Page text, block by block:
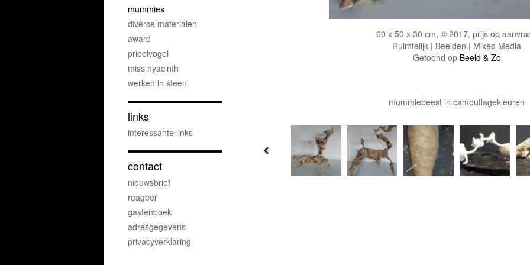
60 x 50 x 30 cm, © 2017, prijs op
Ruimtelijk | Beelden | Mixed Media
Getoond op Beeld & Zo
mummiebeest in camouflagekleuren
mummies
diverse materialen
award
prieelvogel
miss hyacinth
werken in steen
links
interessante links
contact
nieuwsbrief
reageer
gastenboek
adresgegevens
privacyverklaring